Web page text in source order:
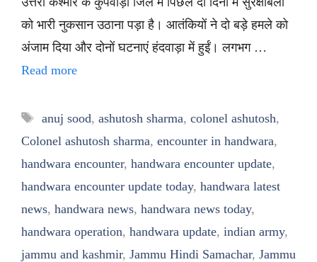
को भारी नुकसान उठाना पड़ा है। आतंकियों ने दो बड़े हमले को
अंजाम दिया और दोनों घटनाएं हंदवाड़ा में हुईं। लगभग …
Read more
Tags
anuj sood, ashutosh sharma, colonel ashutosh,
Colonel ashutosh sharma, encounter in handwara,
handwara encounter, handwara encounter update,
handwara encounter update today, handwara latest
news, handwara news, handwara news today,
handwara operation, handwara update, indian army,
jammu and kashmir, Jammu Hindi Samachar, Jammu